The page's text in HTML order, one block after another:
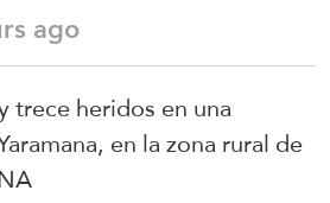
ago
trece heridos en una
en la zona rural de